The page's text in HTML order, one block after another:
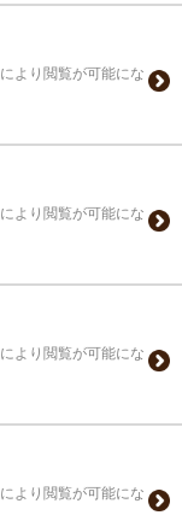
より閲覧が可能にな
より閲覧が可能にな
より閲覧が可能にな
より閲覧が可能にな